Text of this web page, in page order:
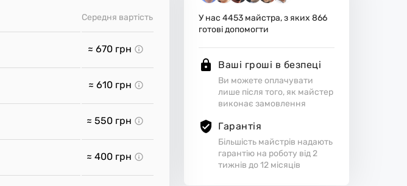
У нас4453 майстра, з яких866
готові допомогти
Ваші гроші в безпеці
Ви можете оплачувати
лише після того, як майстер
виконає замовлення
Гарантія
Більшість майстрів надають
гарантію на роботу від 2
тижнів до 12 місяців
Середня вартість
≈ 670 грн
≈ 610 грн
≈ 550 грн
≈ 400 грн